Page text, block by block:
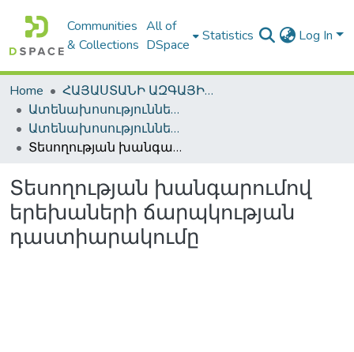
Communities
& Collections
All of
DSpace
Statistics Log In
Home
ՀԱՅԱՍՏԱՆԻ ԱԶԳԱՅԻՆ ԳՐԱԴԱՐԱՆԻ ԹՎԱՅԻՆ ՊԱՀՈՑ / DIGITAL REPOSITORY OF NLA
Ատենախոսություններ և սեղմագրեր / Theses & Abstracts
Ատենախոսություններ և սեղմագրեր / Theses & Abstracts
Տեսողության խանգարումով երեխաների ճարպկության դաստիարակումը
Տեսողության խանգարումով
երեխաների ճարպկության
դաստիարակումը